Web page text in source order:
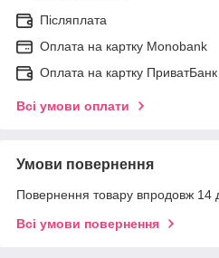
Післяплата
Оплата на картку Мonobank
Оплата на картку ПриватБанк
Всі умови оплати
Умови повернення
Повернення товару впродовж 14
Всі умови повернення